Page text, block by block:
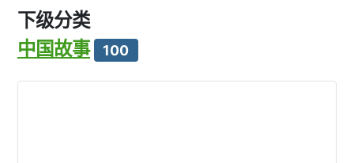
下级分类
中国故事
100